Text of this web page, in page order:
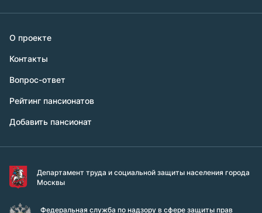
О проекте
Контакты
Вопрос-ответ
Рейтинг пансионатов
Добавить пансионат
Департамент труда и социальной защиты населения города
Москвы
Федеральная служба по надзору в сфере защиты прав